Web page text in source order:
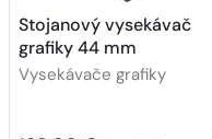
Stojanový vysekávač
grafiky 44 mm
Vysekávače grafiky